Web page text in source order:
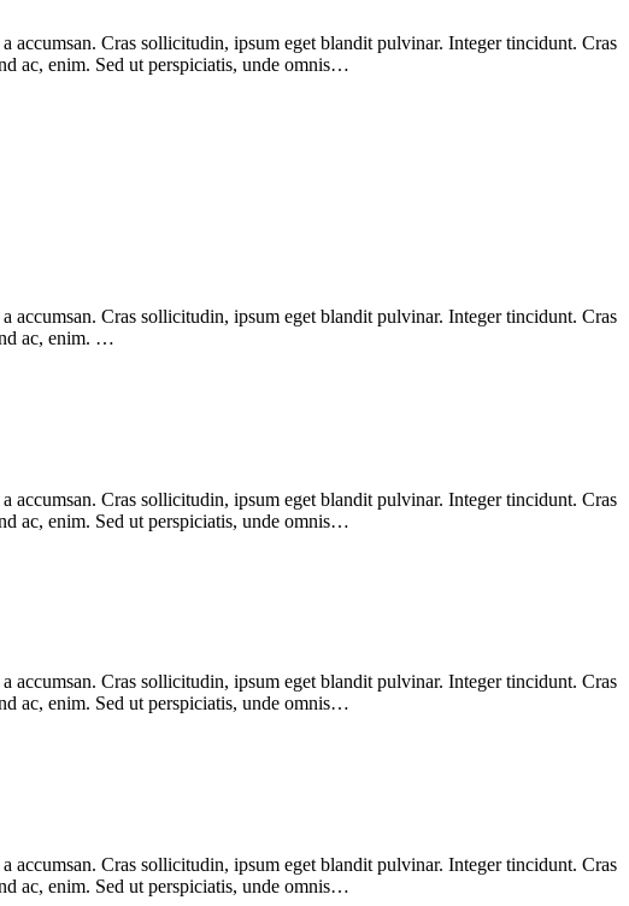
accumsan. Cras sollicitudin, ipsum eget blandit pulvinar. Integer tincidunt. Cras
ac, enim. Sed ut perspiciatis, unde omnis…
accumsan. Cras sollicitudin, ipsum eget blandit pulvinar. Integer tincidunt. Cras
ac, enim. …
accumsan. Cras sollicitudin, ipsum eget blandit pulvinar. Integer tincidunt. Cras
ac, enim. Sed ut perspiciatis, unde omnis…
accumsan. Cras sollicitudin, ipsum eget blandit pulvinar. Integer tincidunt. Cras
ac, enim. Sed ut perspiciatis, unde omnis…
accumsan. Cras sollicitudin, ipsum eget blandit pulvinar. Integer tincidunt. Cras
ac, enim. Sed ut perspiciatis, unde omnis…